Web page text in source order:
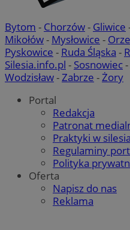
Bytom - Chorzów- Gliwice
Mikołów- Mysłowice -
Pyskowice - Ruda Śląska -
Silesia.info.pl - Sosnowiec-
Wodzisław-Zabrze -Żory
Portal
Redakcja
Patronat
Praktyki w
Regulaminy
Polityka
Oferta
Napisz do nas
Reklama